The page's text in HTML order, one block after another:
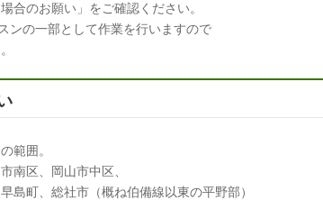
お願い」をご確認ください。
の一部として作業を行いますので
範囲。
区、岡山市中区、
、総社市（概ね伯備線以東の平野部）